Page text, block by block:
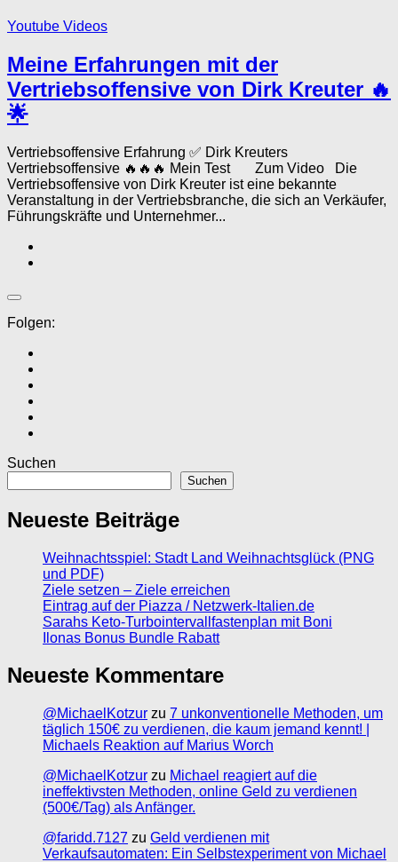
Youtube Videos
Meine Erfahrungen mit der
Vertriebsoffensive von Dirk Kreuter 🔥
🌟
Vertriebsoffensive Erfahrung ✅ Dirk Kreuters
Vertriebsoffensive 🔥🔥🔥 Mein Test Zum Video Die
Vertriebsoffensive von Dirk Kreuter ist eine bekannte
Veranstaltung in der Vertriebsbranche, die sich an Verkäufer,
Führungskräfte und Unternehmer...
Folgen:
Suchen
Suchen
Neueste Beiträge
Weihnachtsspiel: Stadt Land Weihnachtsglück (PNG
und PDF)
Ziele setzen – Ziele erreichen
Eintrag auf der Piazza / Netzwerk-Italien.de
Sarahs Keto-Turbointervallfastenplan mit Boni
Ilonas Bonus Bundle Rabatt
Neueste Kommentare
@MichaelKotzur zu 7 unkonventionelle Methoden, um
täglich 150€ zu verdienen, die kaum jemand kennt! |
Michaels Reaktion auf Marius Worch
@MichaelKotzur zu Michael reagiert auf die
ineffektivsten Methoden, online Geld zu verdienen
(500€/Tag) als Anfänger.
@faridd.7127 zu Geld verdienen mit
Verkaufsautomaten: Ein Selbstexperiment von Michael